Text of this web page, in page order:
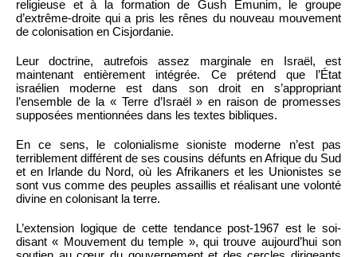
religieuse et à la formation de Gush Emunim, le groupe
d’extrême-droite qui a pris les rênes du nouveau mouvement
de colonisation en Cisjordanie.
Leur doctrine, autrefois assez marginale en Israël, est
maintenant entièrement intégrée. Ce prétend que l’État
israélien moderne est dans son droit en s’appropriant
l’ensemble de la « Terre d’Israël » en raison de promesses
supposées mentionnées dans les textes bibliques.
En ce sens, le colonialisme sioniste moderne n’est pas
terriblement différent de ses cousins ​​défunts en Afrique du Sud
et en Irlande du Nord, où les Afrikaners et les Unionistes se
sont vus comme des peuples assaillis et réalisant une volonté
divine en colonisant la terre.
L’extension logique de cette tendance post-1967 est le soi-
disant « Mouvement du temple », qui trouve aujourd’hui son